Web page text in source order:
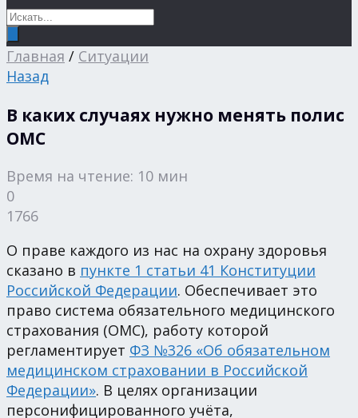
Главная / Ситуации
Назад
В каких случаях нужно менять полис
ОМС
Время на чтение: 10 мин
0
1766
О праве каждого из нас на охрану здоровья
сказано в пункте 1 статьи 41 Конституции
Российской Федерации. Обеспечивает это
право система обязательного медицинского
страхования (ОМС), работу которой
регламентирует ФЗ №326 «Об обязательном
медицинском страховании в Российской
Федерации». В целях организации
персонифицированного учёта,